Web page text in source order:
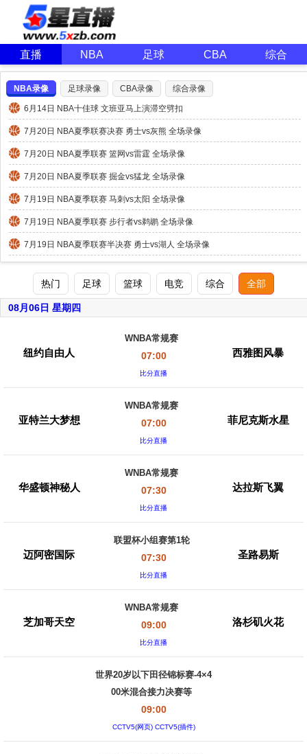
直播 NBA 足球 CBA 综合
NBA录像 足球录像 CBA录像 综合录像
6月14日 NBA十佳球 文班亚马上演滞空劈扣
7月20日 NBA夏季联赛决赛 勇士vs灰熊 全场录像
7月20日 NBA夏季联赛 篮网vs雷霆 全场录像
7月20日 NBA夏季联赛 掘金vs猛龙 全场录像
7月19日 NBA夏季联赛 马刺vs太阳 全场录像
7月19日 NBA夏季联赛 步行者vs鹈鹕 全场录像
7月19日 NBA夏季联赛半决赛 勇士vs湖人 全场录像
热门 足球 篮球 电竞 综合 全部
08月06日 星期四
纽约自由人
WNBA常规赛
07:00
比分直播
西雅图风暴
亚特兰大梦想
WNBA常规赛
07:00
比分直播
菲尼克斯水星
华盛顿神秘人
WNBA常规赛
07:30
比分直播
达拉斯飞翼
迈阿密国际
联盟杯小组赛第1轮
07:30
比分直播
圣路易斯
芝加哥天空
WNBA常规赛
09:00
比分直播
洛杉矶火花
世界20岁以下田径锦标赛-4×4
00米混合接力决赛等
09:00
CCTV5(网页) CCTV5(插件)